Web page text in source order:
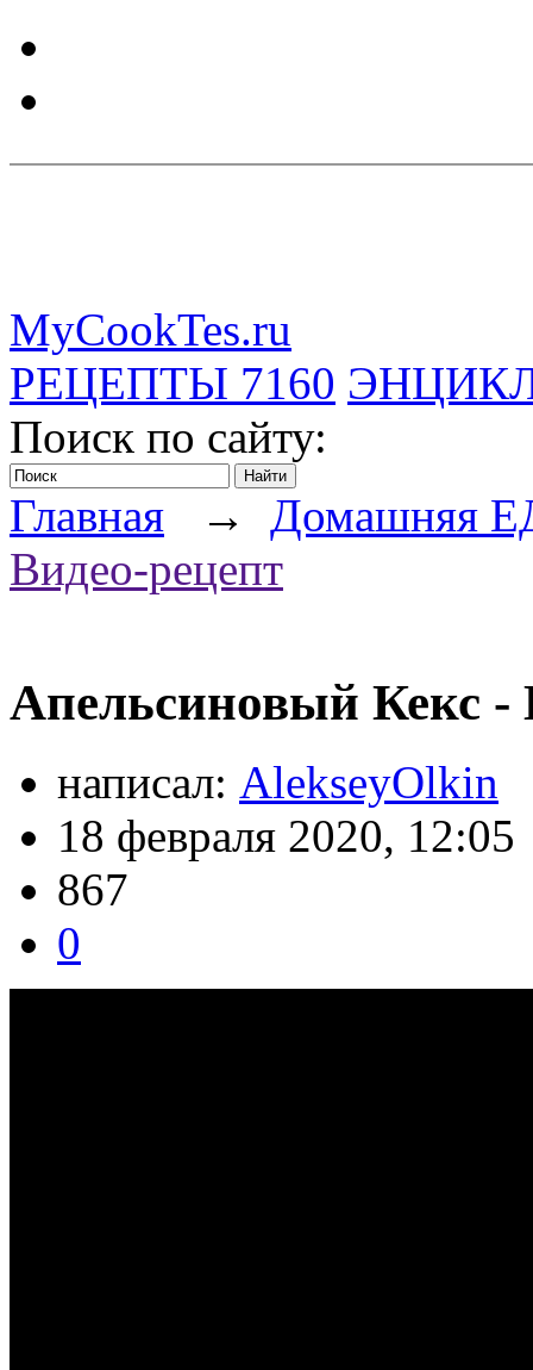
MyCookTes.ru
РЕЦЕПТЫ 7160
Поиск по сайту:
Главная → Домашняя
Видео-рецепт
Апельсиновый Кекс -
написал: AlekseyOlkin
18 февраля 2020, 12:05
867
0